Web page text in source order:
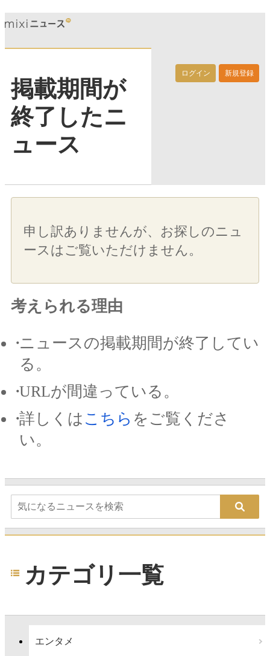
ログイン 新規登録
掲載期間が
終了したニ
ュース
申し訳ありませんが、お探しのニュ
ースはご覧いただけません。
考えられる理由
ニュースの掲載期間が終了してい
る。
URLが間違っている。
詳しくは こちら をご覧くださ
い。
カテゴリ一覧
エンタメ